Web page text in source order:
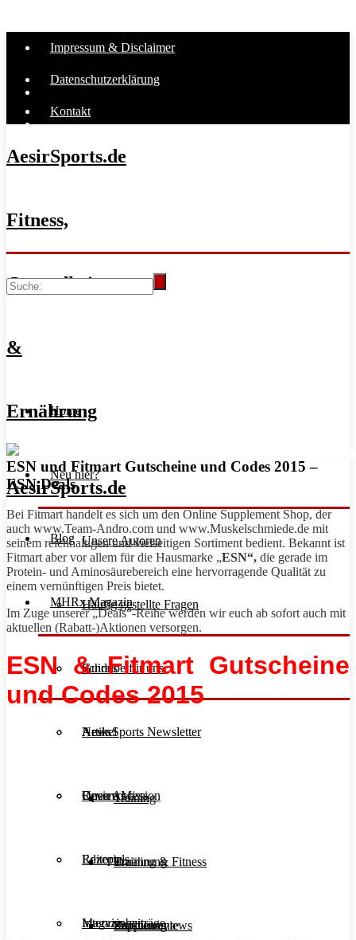
Impressum & Disclaimer
Datenschutzerklärung
Kontakt
AesirSports.de
Fitness,
Gesundheit
&
Ernährung
Home
Unsere Autoren
Häufig gestellte Fragen
Schreibe für uns
Aesir Sports Newsletter
Unsere Mission
Neu hier?
Blog
Guides
Training
Ernährung
Supplemente
Artikel
Training & Fitness
Ernährung
Reviews
Produktreviews
Rezepte
Interviews
MHRx Magazin
News
Open Access
Editorials
Magazinbeiträge
ESN und Fitmart Gutscheine und Codes 2015 –
ESN Deals
Bei Fitmart handelt es sich um den Online Supplement Shop, der
auch www.Team-Andro.com und www.Muskelschmiede.de mit
seinem reichhaltigen und vielseitigen Sortiment bedient. Bekannt ist
Fitmart aber vor allem für die Hausmarke „ESN“, die gerade im
Protein- und Aminosäurebereich eine hervorragende Qualität zu
einem vernünftigen Preis bietet.
Im Zuge unserer „Deals“-Reihe werden wir euch ab sofort auch mit
aktuellen (Rabatt-)Aktionen versorgen.
ESN & Fitmart Gutscheine
und Codes 2015